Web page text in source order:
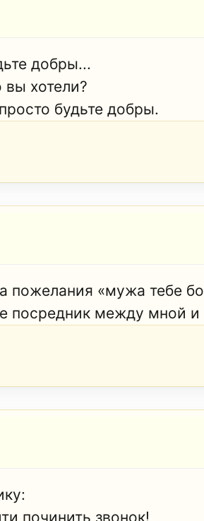
добры...
хотели?
будьте добры.
пожелания «мужа тебе
посредник между мной и
починить звонок!